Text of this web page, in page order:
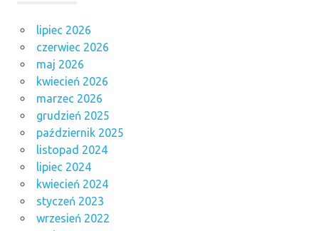
lipiec 2026
czerwiec 2026
maj 2026
kwiecień 2026
marzec 2026
grudzień 2025
październik 2025
listopad 2024
lipiec 2024
kwiecień 2024
styczeń 2023
wrzesień 2022